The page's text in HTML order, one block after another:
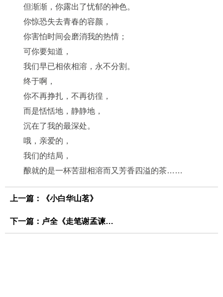
但渐渐，你露出了忧郁的神色。
你惊恐失去青春的容颜，
你害怕时间会磨消我的热情；
可你要知道，
我们早已相依相溶，永不分割。
终于啊，
你不再挣扎，不再彷徨，
而是恬恬地，静静地，
沉在了我的最深处。
哦，亲爱的，
我们的结局，
酿就的是一杯苦甜相溶而又芳香四溢的茶……
上一篇： 《小白华山茗》
下一篇： 卢全《走笔谢孟谏议穿新茶》